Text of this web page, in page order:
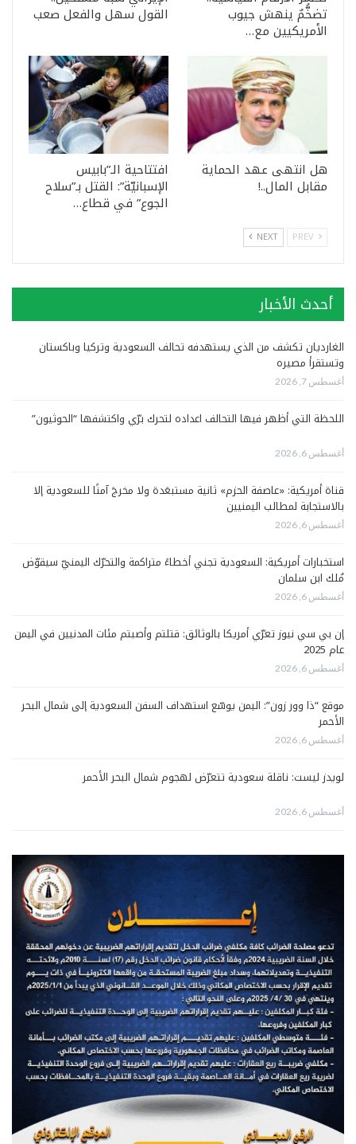
تضخُّمٌ ينهش جيوب
الأمريكيين مع…
القول سهل والفعل صعب
هل انتهى عهد الحماية
مقابل المال..!
افتتاحية الـ”بابيس
الإسبانيّة”: القتل بـ”سلاح
الجوع” في قطاع…
NEXT
أحدث الأخبار
الغارديان تكشف من الذي يستهدفه تحالف السعودية وتركيا وباكستان
وتستقرأ مصيره
أغسطس 7, 2026
اللحظة التي أظهر فيها التحالف اعداده لتحرك برّي واكتشفها “الحوثيون”
أغسطس 6, 2026
قناة أمريكية: «عاصفة الحزم» ثانية مستبعَدة ولا مخرجَ آمنًا للسعودية إلا
بالاستجابة لمطالب اليمنيين
أغسطس 6, 2026
استخبارات أمريكية: السعودية تجني أخطاءً متراكمة والتحرّك اليمنيّ سيقوّض
مُلك ابن سلمان
أغسطس 6, 2026
إن بي سي نيوز تعرّي أمريكا بالوثائق: قتلتم وأصبتم مئات المدنيين في اليمن
عام 2025
أغسطس 6, 2026
موقع “ذا وور زون”: اليمن يوسّع استهداف السفن السعودية إلى شمال البحر
الأحمر
أغسطس 6, 2026
لويدز ليست: ناقلة سعودية تتعرّض لهجوم شمال البحر الأحمر
أغسطس 6, 2026